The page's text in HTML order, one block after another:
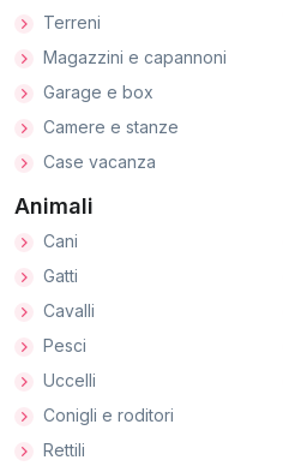
Terreni
Magazzini e capannoni
Garage e box
Camere e stanze
Case vacanza
Animali
Cani
Gatti
Cavalli
Pesci
Uccelli
Conigli e roditori
Rettili